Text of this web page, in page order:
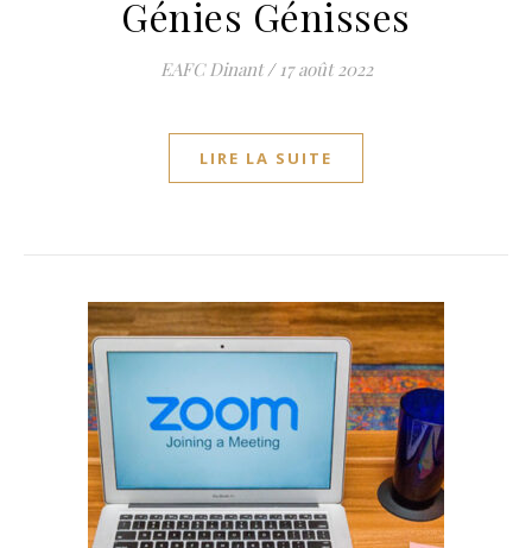
Génies Génisses
EAFC Dinant / 17 août 2022
LIRE LA SUITE